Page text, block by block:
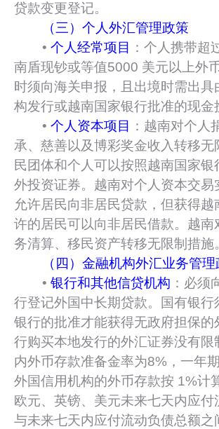
贷款变更登记。
（三）个人外汇管理政策
• 个人经常项目
：个人携带超
南盾现钞或等值5000 美元以上外
时须向海关申报，且出境时需出具
构发行或越南国家银行批准的现金
• 个人资本项目
：越南对个人
承、慈善以及博彩奖金收入转移无
民团体和个人可以按照越南国家银
外投资证券。越南对个人资本交易
允许居民向非居民贷款，但获得越
许的居民可以向非居民借款。越南
务清算、移民资产转移无限制措施
（四）金融机构外汇业务管
• 银行和其他信贷机构 ：必须
行登记外国中长期贷款。国有银行
银行的批准才能获得无政府担保的
行购买本地发行的外汇证券没有限
内外币存款准备金率为8%，一年
外国信用机构的外币存款按 1%计
欧元、英镑、美元未来七天内应付
与未来七天内应付流动负债总额之